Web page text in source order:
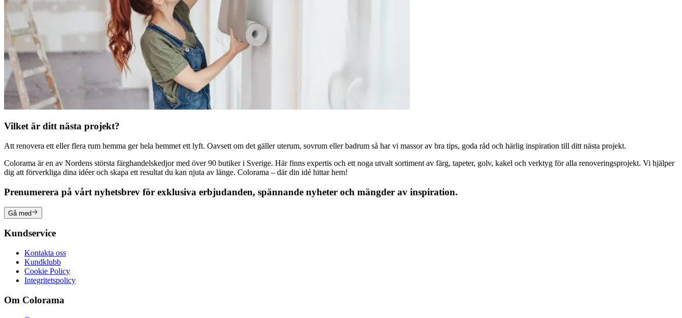
Vilket är ditt nästa projekt?
Att renovera ett eller flera rum hemma ger hela hemmet ett lyft. Oavsett om det gäller uterum, sovrum eller badrum så har vi massor av bra tips, goda råd och härlig inspiration till ditt nästa projekt.
Colorama är en av Nordens största färghandelskedjor med över 90 butiker i Sverige. Här finns expertis och ett noga utvalt sortiment av färg, tapeter, golv, kakel och verktyg för alla renoveringsprojekt. Vi hjälper
dig att förverkliga dina idéer och skapa ett resultat du kan njuta av länge. Colorama – där din idé hittar hem!
Prenumerera på vårt nyhetsbrev för exklusiva erbjudanden, spännande nyheter och mängder av inspiration.
Gå med
Kundservice
Kontakta oss
Kundklubb
Cookie Policy
Integritetspolicy
Om Colorama